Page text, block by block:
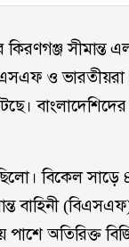
সীমান্ত
ও
বিকেল সাড়ে
বাহিনী
পাশে অতিরিক্ত